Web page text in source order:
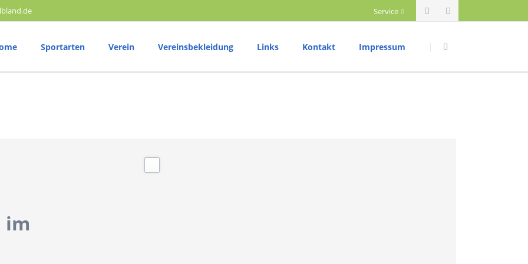
Service
überspringen
Sportarten Verein
Ganzkörpertraining Sporthalle Gymnasium
Vereinsbekleidung Links Kontakt Impressum
im